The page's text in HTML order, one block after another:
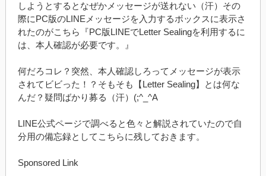
しようとするとなぜかメッセージが送れない（汗）その
際にPC版のLINEメッセージを入力するボックスに表示さ
れたのがこちら『PC版LINEでLetter Sealingを利用するに
は、本人確認が必要です。』
何だろコレ？突然、本人確認しろってメッセージが表示
されてビビった！？そもそも【Letter Sealing】とは何な
んだ？疑問ばかり募る（汗）(;^_^A
LINE公式ページで調べると色々と解説されていたので自
分用の備忘録としてこちらに残しておきます。
Sponsored Link